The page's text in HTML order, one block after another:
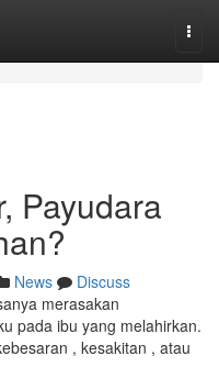
Payudara
News
Discuss
merasakan
pada ibu yang melahirkan.
, kesakitan , atau